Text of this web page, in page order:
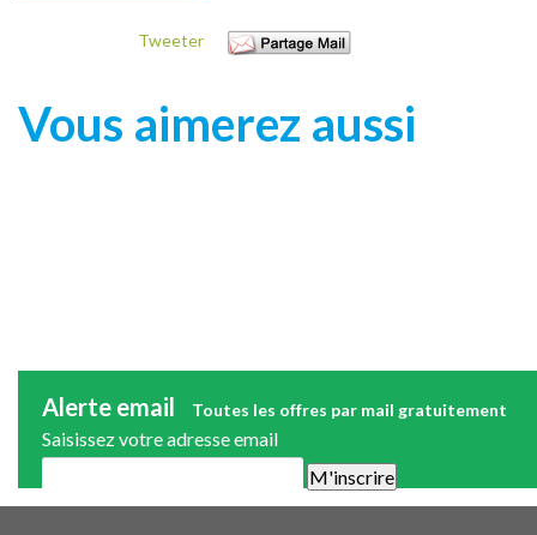
Tweeter
Vous aimerez aussi
Alerte email Toutes les offres par mail gratuitement
Saisissez votre adresse email